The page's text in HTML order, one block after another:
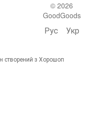
© 2026
GoodGoods
Рус Укр
створений з Хорошоп